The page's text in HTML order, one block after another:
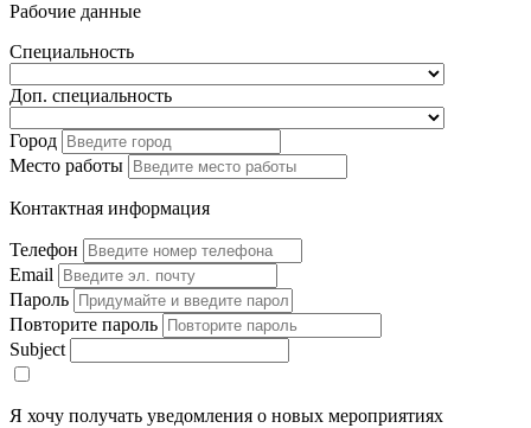
Рабочие данные
Специальность
Доп. специальность
Город
Место работы
Контактная информация
Телефон
Email
Пароль
Повторите пароль
Subject
Я хочу получать уведомления о новых мероприятиях